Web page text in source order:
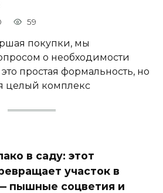
59
покупки, мы
о необходимости
это простая формальность, но
целый комплекс
в саду: этот
участок в
пышные соцветия и